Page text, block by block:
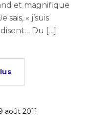
et magnifique
sais, « j’suis
Du […]
août 2011